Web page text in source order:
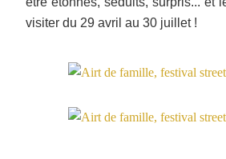
visiter du 29 avril au 30 juillet !